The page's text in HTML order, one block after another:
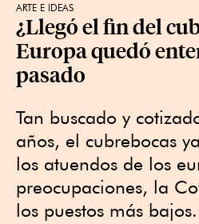
ARTE E IDEAS
¿Llegó el fin del
Europa quedó
pasado
Tan buscado y
años, el cubrebocas
los atuendos de los
preocupaciones, la
los puestos más